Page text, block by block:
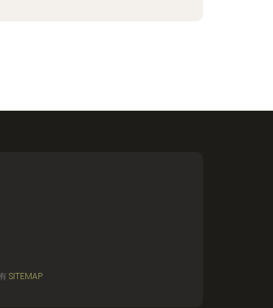
SITEMAP